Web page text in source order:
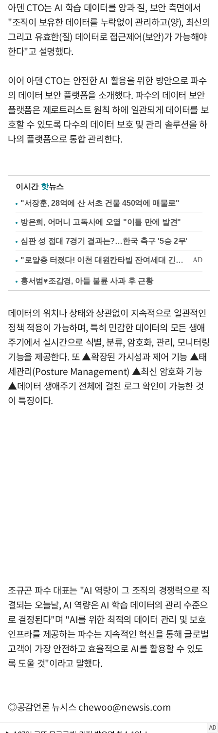
아덴 CTO는 AI 학습 데이터를 양과 질, 보안 측면에서
"조직이 보유한 데이터를 누락없이 관리하고(양), 최신의
그리고 유효한(질) 데이터로 접근제어(보안)가 가능해야
한다"고 설명했다.
이어 아덴 CTO는 안전한 AI 활용을 위한 방안으로 파수
의 데이터 보안 플랫폼을 소개했다. 파수의 데이터 보안
플랫폼은 제로트러스트 원칙 하에 일관되게 데이터를 보
호할 수 있도록 다수의 데이터 보호 및 관리 솔루션을 하
나의 플랫폼으로 통합 관리한다.
이시간 핫뉴스
"서장훈, 28억에 산 서초 건물 450억에 매물로"
방은희, 어머니 고독사에 오열 "이틀 만에 발견"
심판 성 접대 7경기 결과는?…한국 축구 '5승 2무'
홍서범♥조갑경, 아들 불륜 사과 후 근황
데이터의 위치나 상태와 상관없이 지속적으로 일관적인
정책 적용이 가능하며, 특히 민감한 데이터의 모든 생애
주기에서 실시간으로 식별, 분류, 암호화, 관리, 모니터링
기능을 제공한다. 또 ▲확장된 가시성과 제어 기능 ▲태
세관리(Posture Management) ▲최신 암호화 기능
▲데이터 생애주기 전체에 걸친 로그 확인이 가능한 것
이 특징이다.
조규곤 파수 대표는 "AI 역량이 그 조직의 경쟁력으로 직
결되는 오늘날, AI 역량은 AI 학습 데이터의 관리 수준으
로 결정된다"며 "AI를 위한 최적의 데이터 관리 및 보호
인프라를 제공하는 파수는 지속적인 혁신을 통해 글로벌
고객이 가장 안전하고 효율적으로 AI를 활용할 수 있도
록 도울 것"이라고 말했다.
◎공감언론 뉴시스chewoo@newsis.com